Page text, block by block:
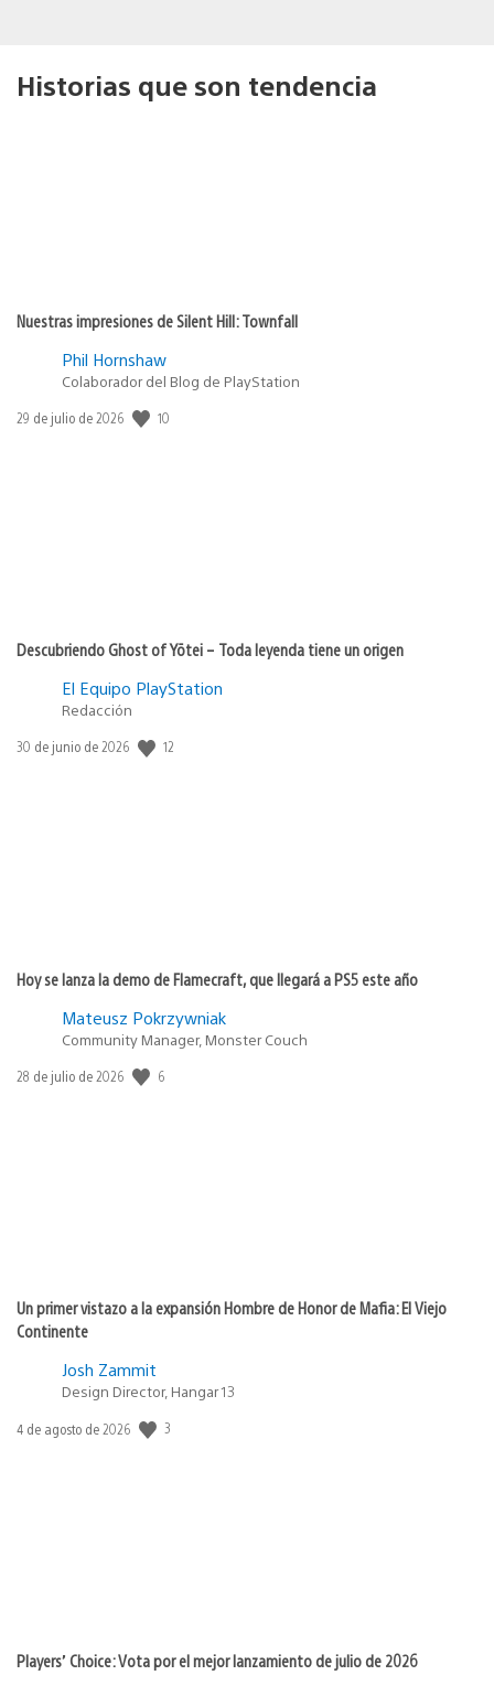
Historias que son tendencia
Nuestras impresiones de Silent Hill: Townfall
Phil Hornshaw
Colaborador del Blog de PlayStation
Fecha
29 de julio de 2026 10
Descubriendo Ghost of Yōtei – Toda leyenda tiene un origen
El Equipo PlayStation
Redacción
Fecha
30 de junio de 2026 12
Hoy se lanza la demo de Flamecraft, que llegará a PS5 este año
Mateusz Pokrzywniak
Community Manager, Monster Couch
Fecha
28 de julio de 2026 6
Un primer vistazo a la expansión Hombre de Honor de Mafia: El Viejo
Continente
Josh Zammit
Design Director, Hangar 13
Fecha
4 de agosto de 2026 3
Players’ Choice: Vota por el mejor lanzamiento de julio de 2026